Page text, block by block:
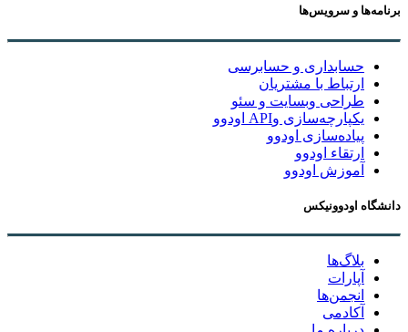
برنامه‌ها و سرویس‌ها
حسابداری و حسابرسی
ارتباط با مشتریان
طراحی وبسایت و سئو
یکپارچه‌سازی وAPI اودوو
پیاده‌سازی اودوو
ارتقاء اودوو
آموزش اودوو
دانشگاه اودوونیکس
بلاگ‌ها
آپارات
انجمن‌ها
آکادمی